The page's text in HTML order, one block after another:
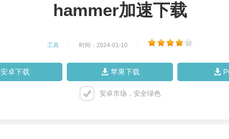
hammer加速下载
工具 时间：2024-01-10
安卓下载 苹果下载
安卓市场，安全绿色